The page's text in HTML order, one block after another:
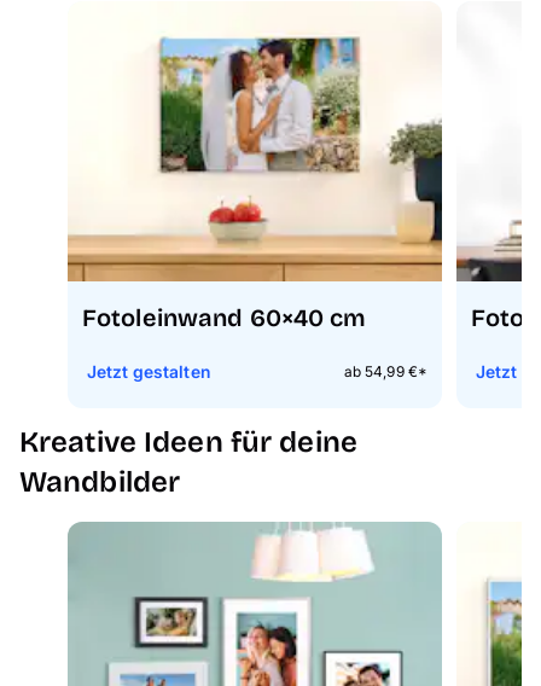
Fotoleinwand 60×40 cm
ab 54,99 €*
Jetzt gestalten Jetzt
Kreative Ideen für deine
Wandbilder